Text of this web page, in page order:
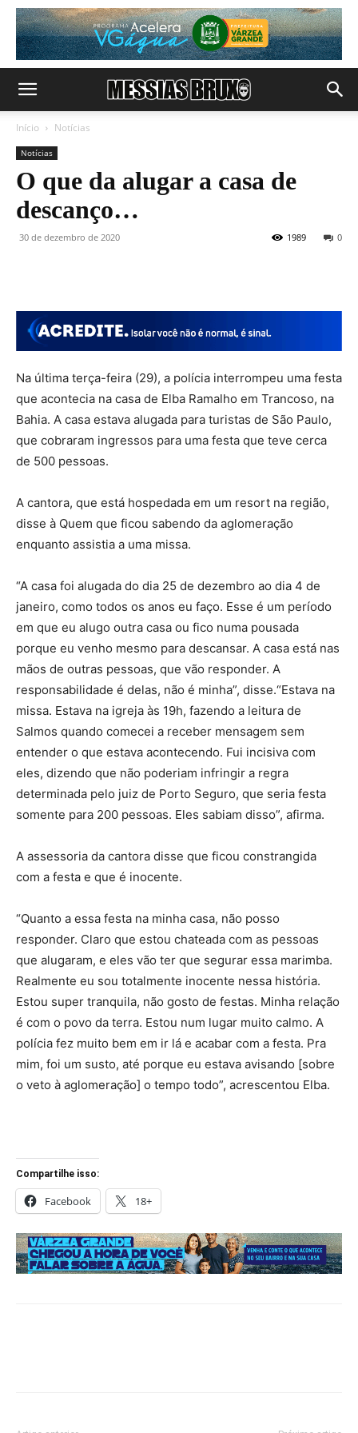
Início Notícias
Notícias
O que da alugar a casa de
descanço…
30 de dezembro de 2020 0
1989
Na última terça-feira (29), a polícia interrompeu uma festa
que acontecia na casa de Elba Ramalho em Trancoso, na
Bahia. A casa estava alugada para turistas de São Paulo,
que cobraram ingressos para uma festa que teve cerca
de 500 pessoas.
A cantora, que está hospedada em um resort na região,
disse à Quem que ficou sabendo da aglomeração
enquanto assistia a uma missa.
“A casa foi alugada do dia 25 de dezembro ao dia 4 de
janeiro, como todos os anos eu faço. Esse é um período
em que eu alugo outra casa ou fico numa pousada
porque eu venho mesmo para descansar. A casa está nas
mãos de outras pessoas, que vão responder. A
responsabilidade é delas, não é minha”, disse.“Estava na
missa. Estava na igreja às 19h, fazendo a leitura de
Salmos quando comecei a receber mensagem sem
entender o que estava acontecendo. Fui incisiva com
eles, dizendo que não poderiam infringir a regra
determinada pelo juiz de Porto Seguro, que seria festa
somente para 200 pessoas. Eles sabiam disso”, afirma.
A assessoria da cantora disse que ficou constrangida
com a festa e que é inocente.
“Quanto a essa festa na minha casa, não posso
responder. Claro que estou chateada com as pessoas
que alugaram, e eles vão ter que segurar essa marimba.
Realmente eu sou totalmente inocente nessa história.
Estou super tranquila, não gosto de festas. Minha relação
é com o povo da terra. Estou num lugar muito calmo. A
polícia fez muito bem em ir lá e acabar com a festa. Pra
mim, foi um susto, até porque eu estava avisando [sobre
o veto à aglomeração] o tempo todo”, acrescentou Elba.
Compartilhe isso:
Facebook 18+